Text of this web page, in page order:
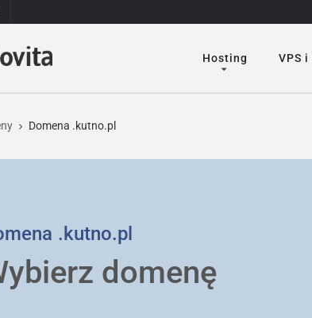
Hosting VPS i
Domena .kutno.pl
.kutno.pl
domenę